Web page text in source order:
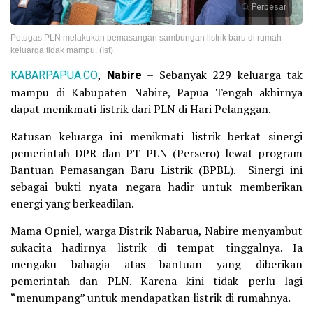
Perbesar
Petugas PLN melakukan pemasangan sambungan listrik baru di rumah
keluarga tidak mampu. (Ist)
KABARPAPUA.CO, Nabire – Sebanyak 229 keluarga tak
mampu di Kabupaten Nabire, Papua Tengah akhirnya
dapat menikmati listrik dari PLN di Hari Pelanggan.
Ratusan keluarga ini menikmati listrik berkat sinergi
pemerintah DPR dan PT PLN (Persero) lewat program
Bantuan Pemasangan Baru Listrik (BPBL). Sinergi ini
sebagai bukti nyata negara hadir untuk memberikan
energi yang berkeadilan.
Mama Opniel, warga Distrik Nabarua, Nabire menyambut
sukacita hadirnya listrik di tempat tinggalnya. Ia
mengaku bahagia atas bantuan yang diberikan
pemerintah dan PLN. Karena kini tidak perlu lagi
“menumpang” untuk mendapatkan listrik di rumahnya.